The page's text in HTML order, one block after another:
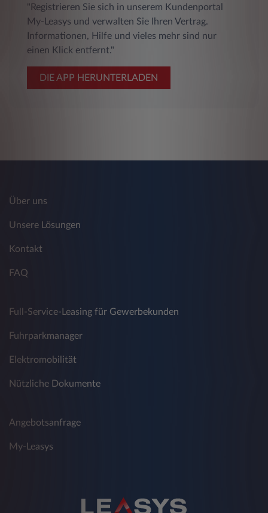
"Registrieren Sie sich in unserem Kundenportal
My-Leasys und verwalten Sie Ihren Vertrag.
Informationen, Hilfe und vieles mehr sind nur
einen Klick entfernt."
DIE APP HERUNTERLADEN
Über uns
Unsere Lösungen
Kontakt
FAQ
Full-Service-Leasing für Gewerbekunden
Fuhrparkmanager
Elektromobilität
Nützliche Dokumente
Angebotsanfrage
My-Leasys